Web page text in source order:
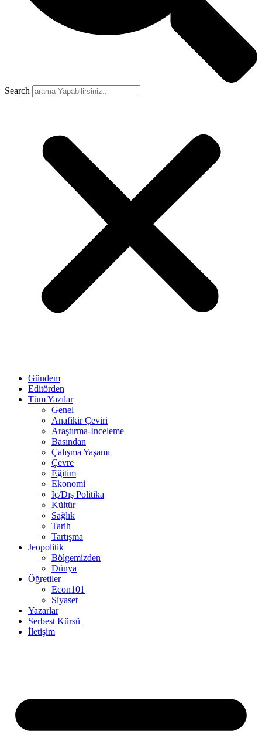
Search
Gündem
Editörden
Tüm Yazılar
Genel
Anafikir Çeviri
Araştırma-İnceleme
Basından
Çalışma Yaşamı
Çevre
Eğitim
Ekonomi
İç/Dış Politika
Kültür
Sağlık
Tarih
Tartışma
Jeopolitik
Bölgemizden
Dünya
Öğretiler
Econ101
Siyaset
Yazarlar
Serbest Kürsü
İletişim